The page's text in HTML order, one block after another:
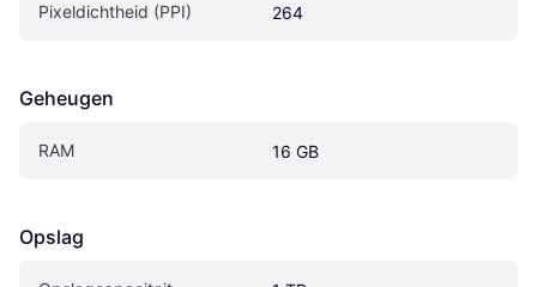
Pixeldichtheid (PPI) 264
Geheugen
RAM 16 GB
Opslag